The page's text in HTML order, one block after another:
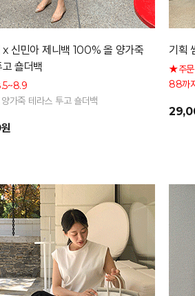
x 신민아 제니백 100% 올 양가죽
숄더백
가죽 테라스 투고 숄더백
기획
★주문
88까